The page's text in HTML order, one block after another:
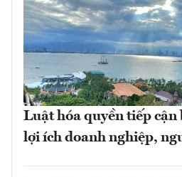
Luật hóa quyền tiếp cận
lợi ích doanh nghiệp,